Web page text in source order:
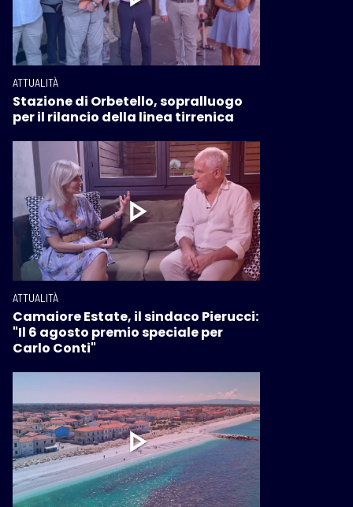
ATTUALITÀ
Stazione di Orbetello, sopralluogo
per il rilancio della linea tirrenica
ATTUALITÀ
Camaiore Estate, il sindaco Pierucci:
"Il 6 agosto premio speciale per
Carlo Conti"